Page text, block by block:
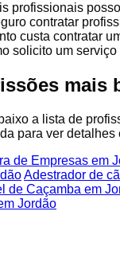
profissionais
contratar
custa contratar
solicito um serviço
mais
a lista de
para ver detalhes
de Empresas em
Adestrador de
de Caçamba em
Jordão